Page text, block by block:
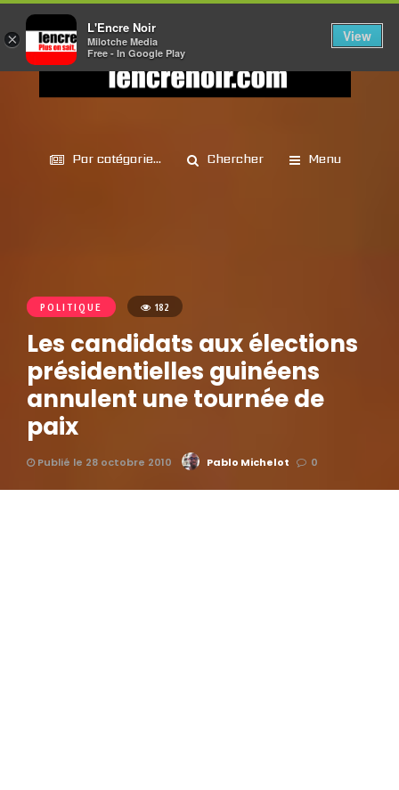
Par catégorie... Chercher Menu
POLITIQUE 182
Les candidats aux élections
présidentielles guinéens
annulent une tournée de
paix
Publié le 28 octobre 2010 Pablo Michelot 0
×
L'Encre Noir
Milotche Media
Free - In Google Play
View